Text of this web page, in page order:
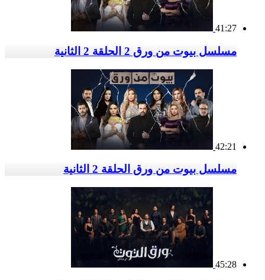
41:27
مسلسل بيوت من ورق 2 الحلقة 2 الثانية
42:21
مسلسل بيوت من ورق الحلقة 2 الثانية
45:28